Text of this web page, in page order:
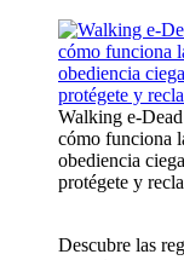
Walking e-
cómo funciona
obediencia
protégete y
Descubre las